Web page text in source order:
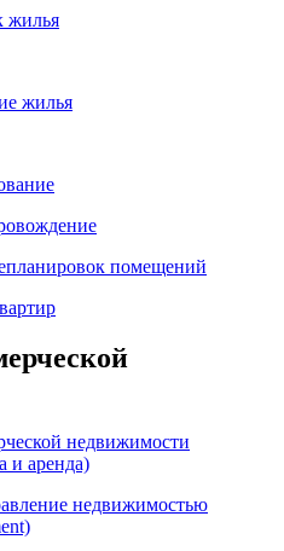
жилья
жилья
помещений
недвижимости
и аренда)
недвижимостью